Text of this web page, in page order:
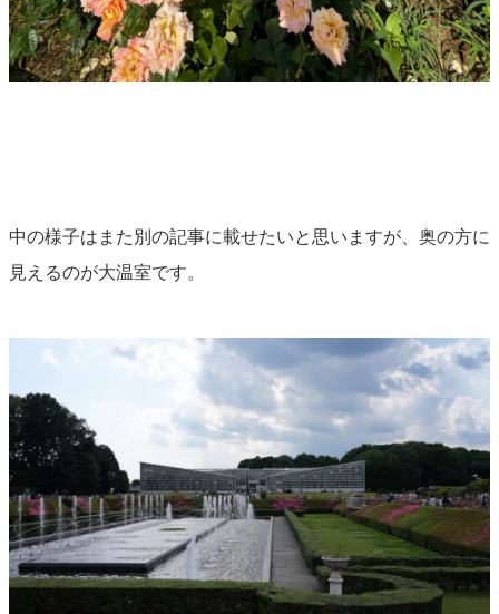
中の様子はまた別の記事に載せたいと思いますが、奥の方に
見えるのが大温室です。